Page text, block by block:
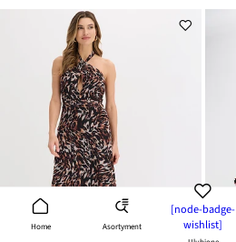
Home Asortyment
[node-badge-
wishlist]